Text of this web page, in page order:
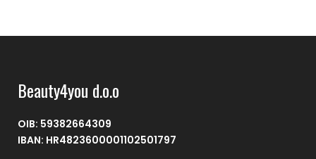
Beauty4you d.o.o
OIB: 59382664309
IBAN: HR4823600001102501797